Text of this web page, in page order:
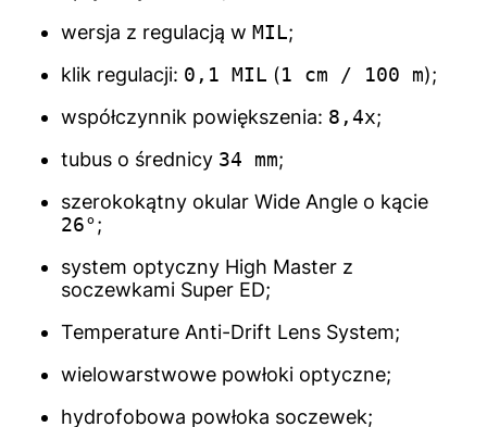
wersja z regulacją w MIL;
klik regulacji: 0,1 MIL (1 cm / 100 m);
współczynnik powiększenia: 8,4x;
tubus o średnicy 34 mm;
szerokokątny okular Wide Angle o kącie
26°;
system optyczny High Master z
soczewkami Super ED;
Temperature Anti-Drift Lens System;
wielowarstwowe powłoki optyczne;
hydrofobowa powłoka soczewek;